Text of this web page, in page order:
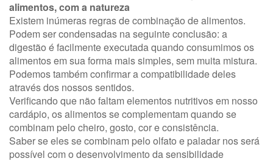
alimentos, com a natureza
Existem inúmeras regras de combinação de alimentos.
Podem ser condensadas na seguinte conclusão: a
digestão é facilmente executada quando consumimos os
alimentos em sua forma mais simples, sem muita mistura.
Podemos também confirmar a compatibilidade deles
através dos nossos sentidos.
Verificando que não faltam elementos nutritivos em nosso
cardápio, os alimentos se complementam quando se
combinam pelo cheiro, gosto, cor e consistência.
Saber se eles se combinam pelo olfato e paladar nos será
possível com o desenvolvimento da sensibilidade